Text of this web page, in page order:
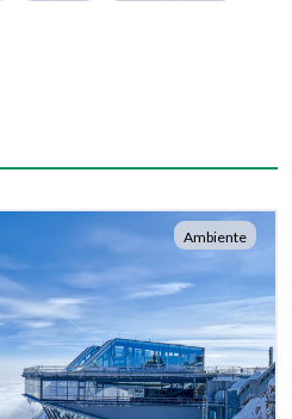
Ambiente